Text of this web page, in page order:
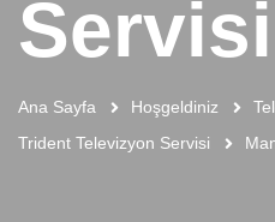
Servisi
Ana Sayfa Hoşgeldiniz
Trident Televizyon Servisi